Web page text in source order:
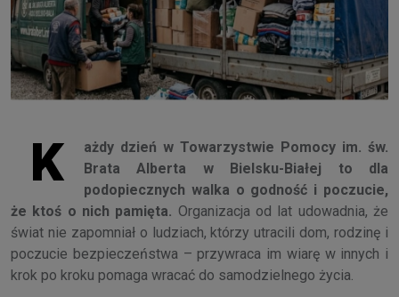
K
ażdy dzień w Towarzystwie Pomocy im. św.
Brata Alberta w Bielsku-Białej to dla
podopiecznych walka o godność i poczucie,
że ktoś o nich pamięta. Organizacja od lat udowadnia, że
świat nie zapomniał o ludziach, którzy utracili dom, rodzinę i
poczucie bezpieczeństwa – przywraca im wiarę w innych i
krok po kroku pomaga wracać do samodzielnego życia.